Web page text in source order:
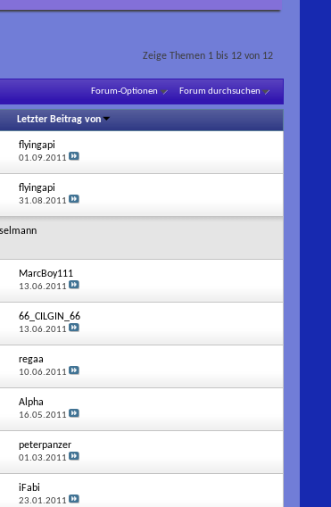
Zeige Themen 1 bis 12 von 12
Forum-Optionen Forum durchsuchen
Letzter Beitrag von
flyingapi
01.09.2011
flyingapi
31.08.2011
MarcBoy111
13.06.2011
66_CILGIN_66
13.06.2011
regaa
10.06.2011
Alpha
16.05.2011
peterpanzer
01.03.2011
iFabi
23.01.2011